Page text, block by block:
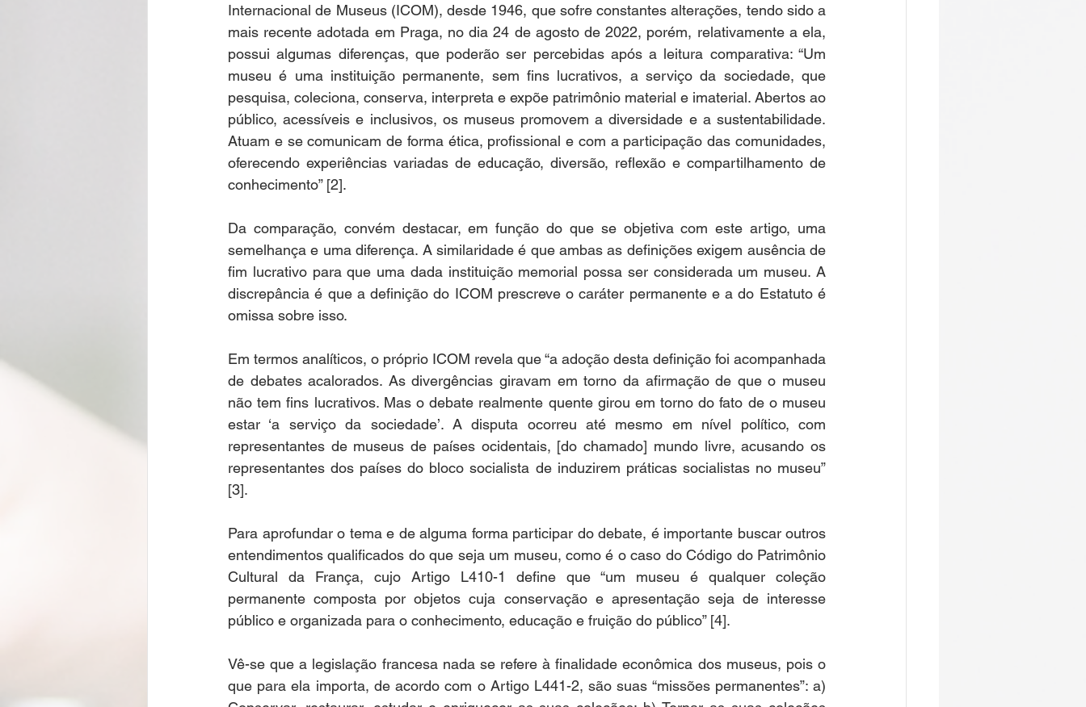
Internacional de Museus (ICOM), desde 1946, que sofre constantes alterações, tendo sido a
mais recente adotada em Praga, no dia 24 de agosto de 2022, porém, relativamente a ela,
possui algumas diferenças, que poderão ser percebidas após a leitura comparativa: “Um
museu é uma instituição permanente, sem fins lucrativos, a serviço da sociedade, que
pesquisa, coleciona, conserva, interpreta e expõe patrimônio material e imaterial. Abertos ao
público, acessíveis e inclusivos, os museus promovem a diversidade e a sustentabilidade.
Atuam e se comunicam de forma ética, profissional e com a participação das comunidades,
oferecendo experiências variadas de educação, diversão, reflexão e compartilhamento de
conhecimento” [2].
Da comparação, convém destacar, em função do que se objetiva com este artigo, uma
semelhança e uma diferença. A similaridade é que ambas as definições exigem ausência de
fim lucrativo para que uma dada instituição memorial possa ser considerada um museu. A
discrepância é que a definição do ICOM prescreve o caráter permanente e a do Estatuto é
omissa sobre isso.
Em termos analíticos, o próprio ICOM revela que “a adoção desta definição foi acompanhada
de debates acalorados. As divergências giravam em torno da afirmação de que o museu
não tem fins lucrativos. Mas o debate realmente quente girou em torno do fato de o museu
estar ‘a serviço da sociedade’. A disputa ocorreu até mesmo em nível político, com
representantes de museus de países ocidentais, [do chamado] mundo livre, acusando os
representantes dos países do bloco socialista de induzirem práticas socialistas no museu”
[3].
Para aprofundar o tema e de alguma forma participar do debate, é importante buscar outros
entendimentos qualificados do que seja um museu, como é o caso do Código do Patrimônio
Cultural da França, cujo Artigo L410-1 define que “um museu é qualquer coleção
permanente composta por objetos cuja conservação e apresentação seja de interesse
público e organizada para o conhecimento, educação e fruição do público” [4].
Vê-se que a legislação francesa nada se refere à finalidade econômica dos museus, pois o
que para ela importa, de acordo com o Artigo L441-2, são suas “missões permanentes”: a)